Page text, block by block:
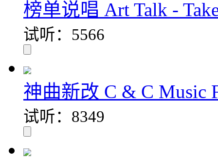
榜单说唱 Art Talk -
试听：5566
神曲新改 C & C Music
试听：8349